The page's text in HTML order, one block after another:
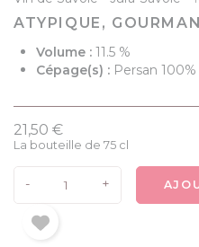
ATYPIQUE,
Volume : 11.5 %
Cépage(s) : Persan 100%
21,50 €
La bouteille de 75 cl
- +